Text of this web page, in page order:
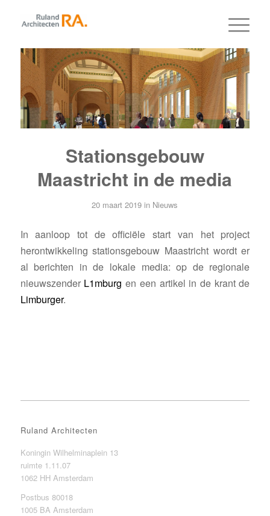
Stationsgebouw
Maastricht in de media
20 maart 2019 in Nieuws
In aanloop tot de officiële start van het project
herontwikkeling stationsgebouw Maastricht wordt er
al berichten in de lokale media: op de regionale
nieuwszender L1mburg en een artikel in de krant de
Limburger.
Ruland Architecten
Koningin Wilhelminaplein 13
ruimte 1.11.07
1062 HH Amsterdam
Postbus 80018
1005 BA Amsterdam